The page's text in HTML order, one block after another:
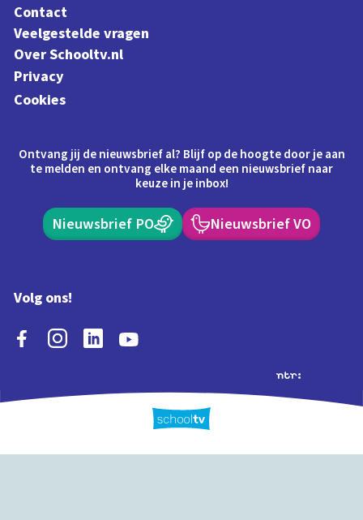
Contact
Veelgestelde vragen
Over Schooltv.nl
Privacy
Cookies
Ontvang jij de nieuwsbrief al? Blijf op de hoogte door je aan
te melden en ontvang elke maand een nieuwsbrief naar
keuze in je inbox!
Nieuwsbrief PO Nieuwsbrief VO
Volg ons!